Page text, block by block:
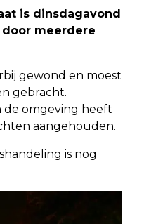
is dinsdagavond
meerdere
gewond en moest
gebracht.
de omgeving heeft
aangehouden.
is nog